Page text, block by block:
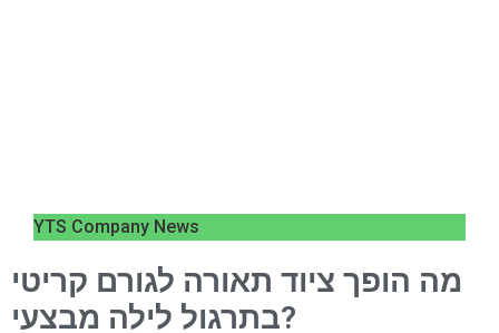
YTS Company News
מה הופך ציוד תאורה לגורם קריטי
בתרגול לילה מבצעי?